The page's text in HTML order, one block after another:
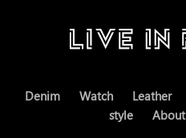
Denim Watch Leather
style
About